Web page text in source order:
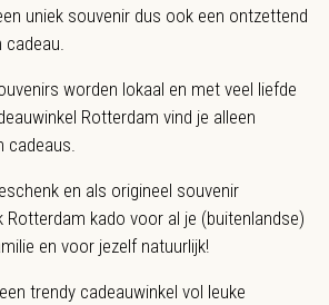
uniek souvenir dus ook een ontzettend
cadeau.
worden lokaal en met veel liefde
Rotterdam vind je alleen
cadeaus.
en als origineel souvenir
Rotterdam kado voor al je (buitenlandse)
en voor jezelf natuurlijk!
trendy cadeauwinkel vol leuke